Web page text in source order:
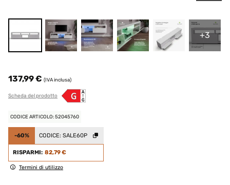
+3
137,99 € (IVA inclusa)
Scheda del prodotto
CODICE ARTICOLO: 52045760
-60% CODICE: SALE60P
RISPARMI: 82,79 €
Termini di utilizzo